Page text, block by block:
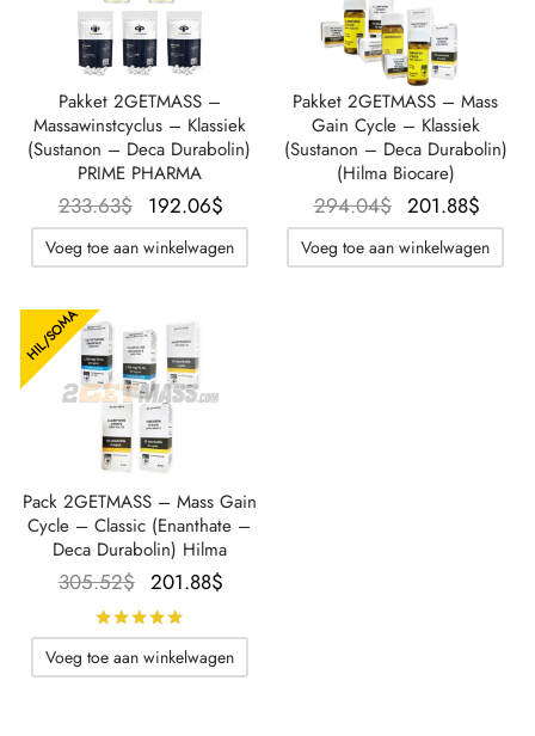
Pakket 2GETMASS –
Massawinstcyclus – Klassiek
(Sustanon – Deca Durabolin)
PRIME PHARMA
233.63$ Oorspronkelijke
prijs was:
233.63$.
192.06$
huidige
prijs is:
Voeg toe aan winkelwagen
Pakket 2GETMASS – Mass
Gain Cycle – Klassiek
(Sustanon – Deca Durabolin)
(Hilma Biocare)
294.04$
prijs was:
294.04$.
201.88$
prijs
Voeg toe aan winkelwagen
HIL/SOMA
Pack 2GETMASS – Mass Gain
Cycle – Classic (Enanthate –
Deca Durabolin) Hilma
305.52$ Oorspronkelijke
prijs was:
305.52$.
201.88$
prijs is:
201.88$.
Voeg toe aan winkelwagen